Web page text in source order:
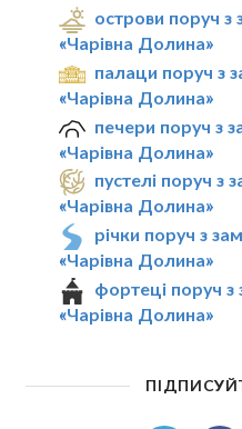
острови поруч з
«Чарівна Долина»
палаци поруч з
«Чарівна Долина»
печери поруч з
«Чарівна Долина»
пустелі поруч з
«Чарівна Долина»
річки поруч з
«Чарівна Долина»
фортеці поруч
«Чарівна Долина»